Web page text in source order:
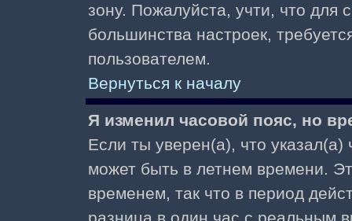
зону. Пожалуйста, учти, что для
большинства настроек,
пользователем.
Вернуться к началу
Я изменил часовой пояс, но
Если ты уверен(а), что
может быть в летнем времени.
временем, так что в период